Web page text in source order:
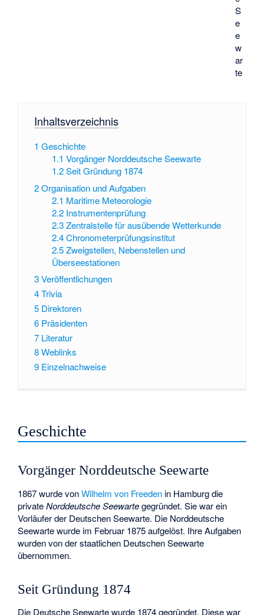
S
e
e
w
ar
te
Inhaltsverzeichnis
1 Geschichte
1.1 Vorgänger Norddeutsche Seewarte
1.2 Seit Gründung 1874
2Organisation und Aufgaben
2.1 Maritime Meteorologie
2.2 Instrumentenprüfung
2.3 Zentralstelle für ausübende Wetterkunde
2.4 Chronometerprüfungsinstitut
2.5 Zweigstellen, Nebenstellen und
Überseestationen
3Veröffentlichungen
4Trivia
5 Direktoren
6 Präsidenten
7 Literatur
8Weblinks
9 Einzelnachweise
Geschichte
Vorgänger Norddeutsche Seewarte
1867 wurde vonWilhelm von Freeden in Hamburg die
privateNorddeutsche Seewartegegründet. Sie war ein
Vorläufer der Deutschen Seewarte. Die Norddeutsche
Seewarte wurde im Februar 1875 aufgelöst. Ihre Aufgaben
wurden von der staatlichen Deutschen Seewarte
übernommen.
Seit Gründung 1874
Die Deutsche Seewarte wurde 1874 gegründet. Diese war